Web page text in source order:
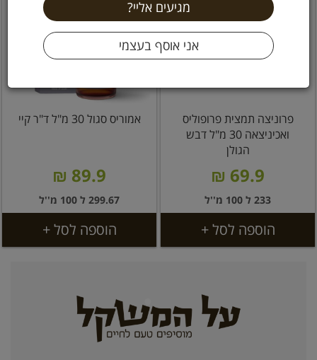
פרוניצה תמצית פרופוליס
ואכיניצאה 30 מ"ל דבש
הגולן
69.9 ₪
233 ל 100 מ''ל
הוספה לסל +
אמוריס סגול 30 מ"ל ד"ר קיי
89.9 ₪
299.67 ל 100 מ''ל
הוספה לסל +